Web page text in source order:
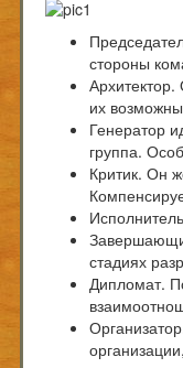
стороны
их
Генератор
группа.
Критик. Он
стадиях
Дипломат.